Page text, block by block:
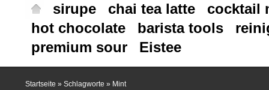
sirupe chai tea latte
cocktail
hot chocolate
barista tools
premium sour
Eistee
Startseite » Schlagworte » Mint